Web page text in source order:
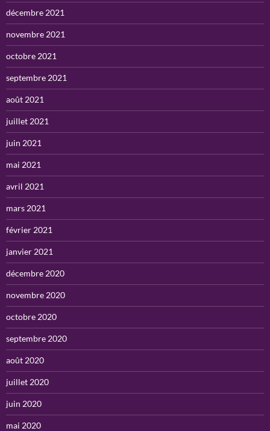
décembre 2021
novembre 2021
octobre 2021
septembre 2021
août 2021
juillet 2021
juin 2021
mai 2021
avril 2021
mars 2021
février 2021
janvier 2021
décembre 2020
novembre 2020
octobre 2020
septembre 2020
août 2020
juillet 2020
juin 2020
mai 2020